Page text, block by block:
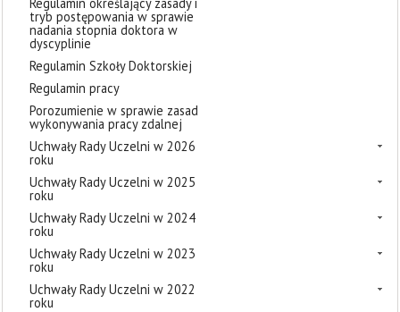
tryb postępowania w sprawie
nadania stopnia doktora w
dyscyplinie
Regulamin Szkoły Doktorskiej
Regulamin pracy
Porozumienie w sprawie zasad
wykonywania pracy zdalnej
Uchwały Rady Uczelni w 2026
roku
Uchwały Rady Uczelni w 2025
roku
Uchwały Rady Uczelni w 2024
roku
Uchwały Rady Uczelni w 2023
roku
Uchwały Rady Uczelni w 2022
roku